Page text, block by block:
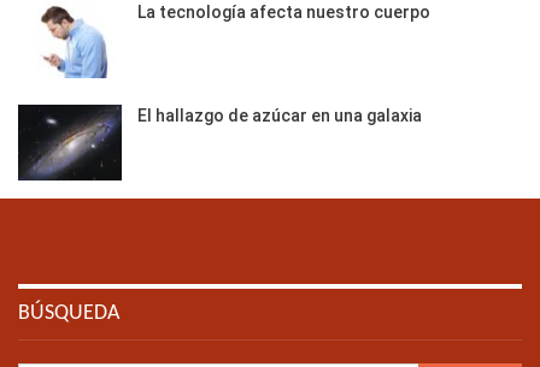
La tecnología afecta nuestro cuerpo
El hallazgo de azúcar en una galaxia
BÚSQUEDA